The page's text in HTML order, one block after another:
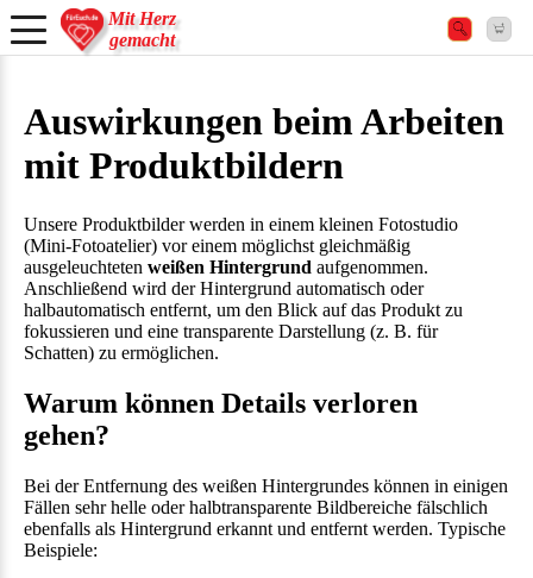
Mit Herz
gemacht
Auswirkungen beim Arbeiten
mit Produktbildern
Unsere Produktbilder werden in einem kleinen Fotostudio
(Mini-Fotoatelier) vor einem möglichst gleichmäßig
ausgeleuchteten weißen Hintergrund aufgenommen.
Anschließend wird der Hintergrund automatisch oder
halbautomatisch entfernt, um den Blick auf das Produkt zu
fokussieren und eine transparente Darstellung (z. B. für
Schatten) zu ermöglichen.
Warum können Details verloren
gehen?
Bei der Entfernung des weißen Hintergrundes können in einigen
Fällen sehr helle oder halbtransparente Bildbereiche fälschlich
ebenfalls als Hintergrund erkannt und entfernt werden. Typische
Beispiele: